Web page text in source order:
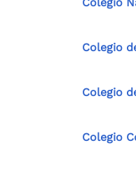
Colegio
Colegio
Colegio